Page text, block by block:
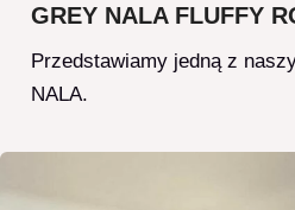
GREY NALA FLUFFY
Przedstawiamy jedną z
NALA.